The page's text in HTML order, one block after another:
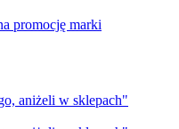
aniżeli w sklepach"